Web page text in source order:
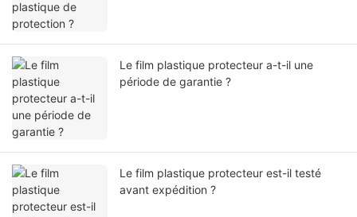
Le film plastique protecteur a-t-il une
période de garantie ?
Le film plastique protecteur est-il testé
avant expédition ?